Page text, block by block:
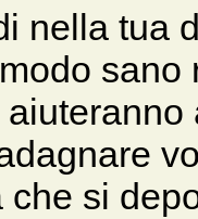
nella tua
che si